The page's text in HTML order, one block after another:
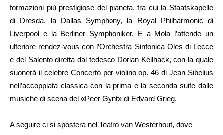
formazioni più prestigiose del pianeta, tra cui la Staatskapelle
di Dresda, la Dallas Symphony, la Royal Philharmonic di
Liverpool e la Berliner Symphoniker. E a Mola l’attende un
ulteriore rendez-vous con l’Orchestra Sinfonica Oles di Lecce
e del Salento diretta dal tedesco Dorian Keilhack, con la quale
suonerà il celebre Concerto per violino op. 46 di Jean Sibelius
nell’accoppiata classica con la prima e la seconda suite dalle
musiche di scena del «Peer Gynt» di Edvard Grieg.
A seguire ci si sposterà nel Teatro van Westerhout, dove